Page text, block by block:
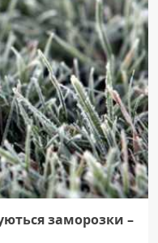
заморозки –